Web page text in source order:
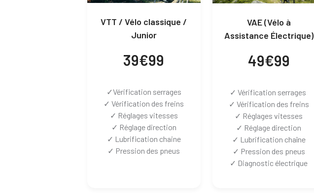
VTT / Vélo classique /
Junior
39€99
✓Vérification serrages
✓ Vérification des freins
✓ Réglages vitesses
✓ Réglage direction
✓ Lubrification chaine
✓ Pression des pneus
VAE (Vélo à
Assistance Électrique)
49€99
✓ Vérification serrages
✓ Vérification des freins
✓ Réglages vitesses
✓ Réglage direction
✓ Lubrification chaîne
✓ Pression des pneus
✓ Diagnostic électrique